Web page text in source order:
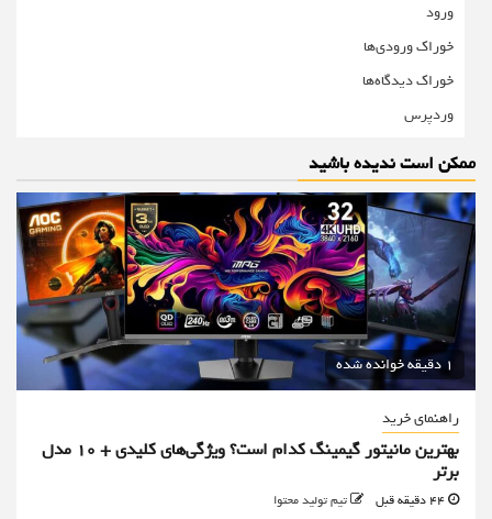
ورود
خوراک ورودی‌ها
خوراک دیدگاه‌ها
وردپرس
ممکن است ندیده باشید
1 دقیقه خوانده شده
راهنمای خرید
بهترین مانیتور گیمینگ کدام است؟ ویژگی‌های کلیدی + 10 مدل
برتر
تیم تولید محتوا